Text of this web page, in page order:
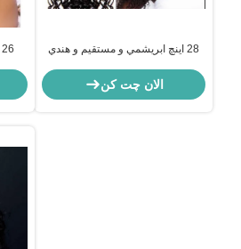
28 اينچ ابريشمي و مستقيم و هندي
الان چت کن